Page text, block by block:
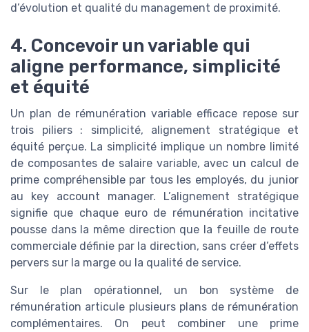
d’évolution et qualité du management de proximité.
4. Concevoir un variable qui
aligne performance, simplicité
et équité
Un plan de rémunération variable efficace repose sur
trois piliers : simplicité, alignement stratégique et
équité perçue. La simplicité implique un nombre limité
de composantes de salaire variable, avec un calcul de
prime compréhensible par tous les employés, du junior
au key account manager. L’alignement stratégique
signifie que chaque euro de rémunération incitative
pousse dans la même direction que la feuille de route
commerciale définie par la direction, sans créer d’effets
pervers sur la marge ou la qualité de service.
Sur le plan opérationnel, un bon système de
rémunération articule plusieurs plans de rémunération
complémentaires. On peut combiner une prime